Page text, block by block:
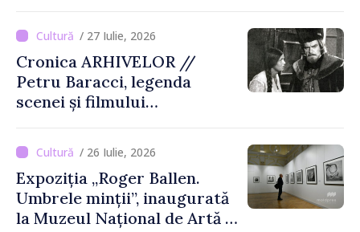
/ 27 Iulie, 2026
Cronica ARHIVELOR //
Petru Baracci, legenda
scenei și filmului
/ 26 Iulie, 2026
Expoziția „Roger Ballen.
Umbrele minții”, inaugurată
la Muzeul Național de Artă al